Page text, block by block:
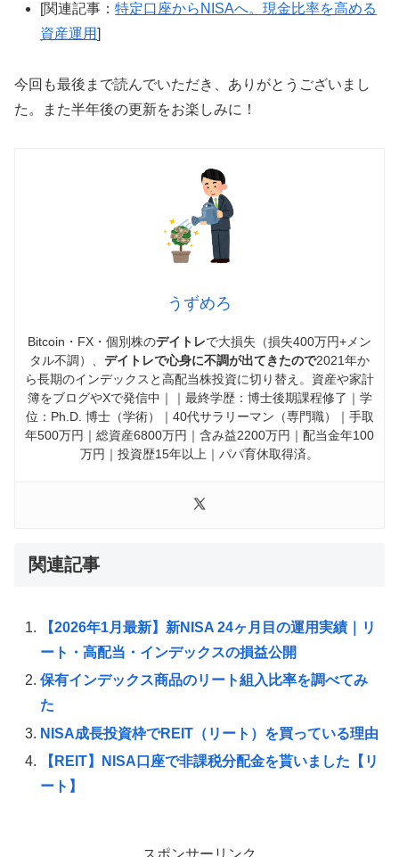
[関連記事：特定口座からNISAへ。現金比率を高める
資産運用]
今回も最後まで読んでいただき、ありがとうございまし
た。また半年後の更新をお楽しみに！
うずめろ
Bitcoin・FX・個別株のデイトレで大損失（損失400万円+メン
タル不調）、 デイトレで心身に不調が出てきたので2021年か
ら長期のインデックスと高配当株投資に切り替え。資産や家計
簿をブログやXで発信中｜｜最終学歴：博士後期課程修了｜学
位：Ph.D. 博士（学術）｜40代サラリーマン（専門職）｜手取
年500万円｜総資産6800万円｜含み益2200万円｜配当金年100
万円｜投資歴15年以上｜パパ育休取得済。
関連記事
【2026年1月最新】新NISA 24ヶ月目の運用実績｜リ
ート・高配当・インデックスの損益公開
保有インデックス商品のリート組入比率を調べてみ
た
NISA成長投資枠でREIT（リート）を買っている理由
【REIT】NISA口座で非課税分配金を貰いました【リ
ート】
スポンサーリンク